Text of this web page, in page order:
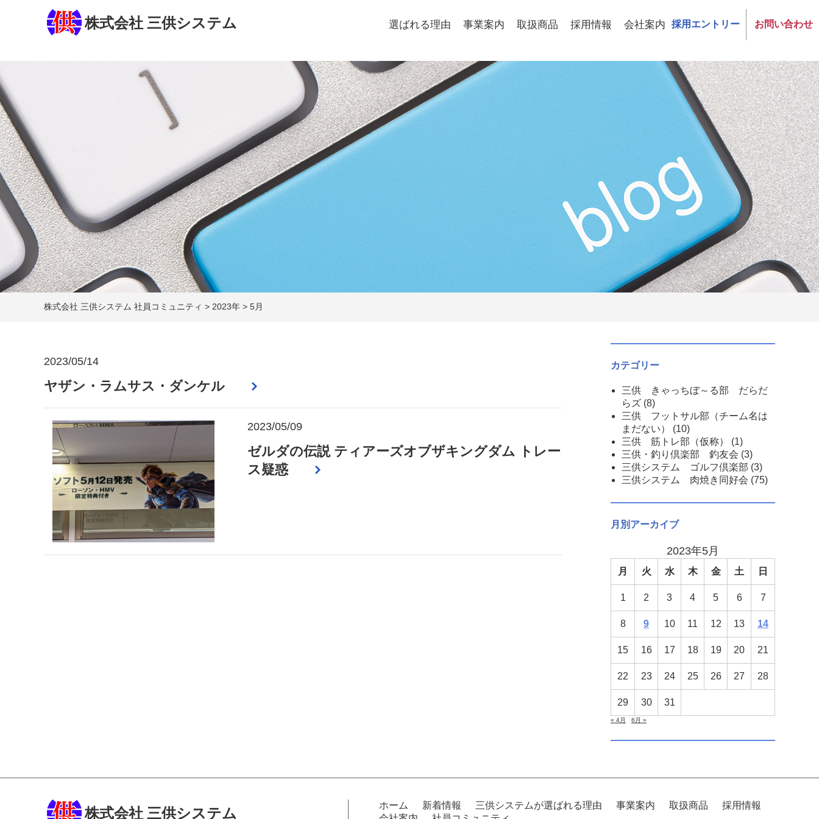
株式会社 三供システム 選ばれる理由 事業案内 取扱商品 採用情報 会社案内 採用エントリー お問い合わせ
株式会社 三供システム 社員コミュニティ > 2023年 > 5月
2023/05/14
ヤザン・ラムサス・ダンケル
2023/05/09
ゼルダの伝説 ティアーズオブザキングダム トレー
ス疑惑
カテゴリー
三供 きゃっちぼ～る部 だらだ
らズ(8)
三供 フットサル部（チーム名は
まだない）
(10)
三供 筋トレ部（仮称）
(1)
三供・釣り倶楽部 釣友会 (3)
三供システム ゴルフ倶楽部 (3)
三供システム 肉焼き同好会 (75)
月別アーカイブ
2023年5月
月 火 水 木 金 土 日
1 2 3 4 5 6 7
8 9 10 11 12 13 14
15 16 17 18 19 20 21
22 23 24 25 26 27 28
29 30 31
« 4月 6月 »
ホーム 新着情報 三供システムが選ばれる理由 事業案内 取扱商品
採用情報
株式会社 三供システム